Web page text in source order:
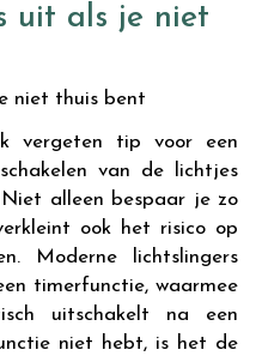
uit als je niet
vergeten tip voor een
van de lichtjes
alleen bespaar je zo
ook het risico op
Moderne lichtslingers
timerfunctie, waarmee
uitschakelt na een
niet hebt, is het de